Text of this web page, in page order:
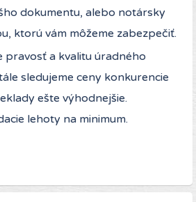
dokumentu, alebo notársky
ktorú vám môžeme zabezpečiť.
pravosť a kvalitu úradného
sledujeme ceny konkurencie
ešte výhodnejšie.
lehoty na minimum.